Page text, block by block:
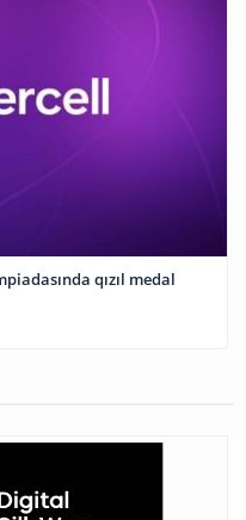
qızıl medal